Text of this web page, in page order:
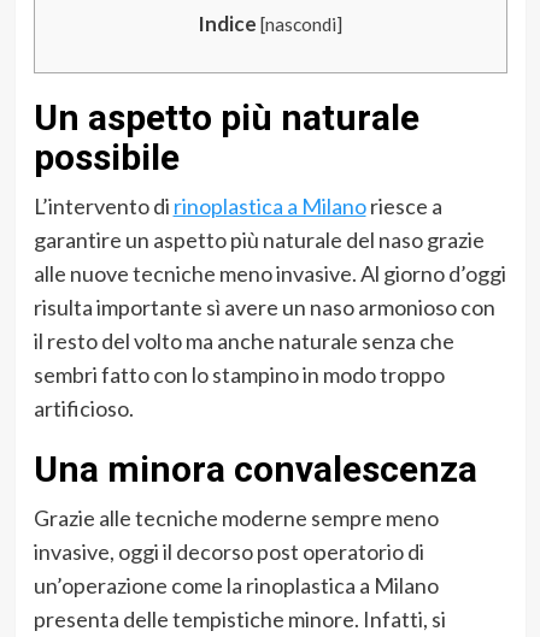
Indice [nascondi]
Un aspetto più naturale
possibile
L’intervento di rinoplastica a Milanoriesce a
garantire un aspetto più naturale del naso grazie
alle nuove tecniche meno invasive. Al giorno d’oggi
risulta importante sì avere un naso armonioso con
il resto del volto ma anche naturale senza che
sembri fatto con lo stampino in modo troppo
artificioso.
Una minora convalescenza
Grazie alle tecniche moderne sempre meno
invasive, oggi il decorso post operatorio di
un’operazione come la rinoplastica a Milano
presenta delle tempistiche minore. Infatti, si